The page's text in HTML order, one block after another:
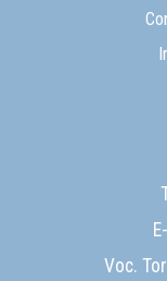
Voc.